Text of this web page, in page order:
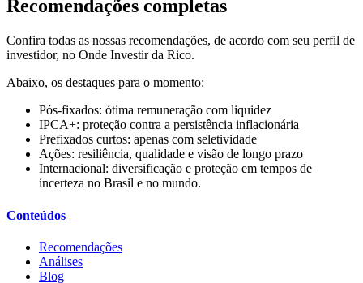
Recomendações completas
Confira todas as nossas recomendações, de acordo com seu perfil de
investidor, no Onde Investir da Rico.
Abaixo, os destaques para o momento:
Pós-fixados: ótima remuneração com liquidez
IPCA+: proteção contra a persistência inflacionária
Prefixados curtos: apenas com seletividade
Ações: resiliência, qualidade e visão de longo prazo
Internacional: diversificação e proteção em tempos de
incerteza no Brasil e no mundo.
Conteúdos
Recomendações
Análises
Blog